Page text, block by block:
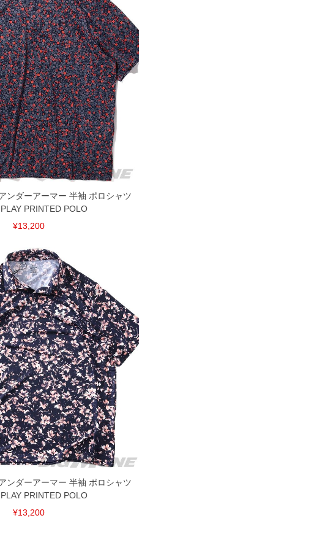
ンダーアーマー 半袖 ポロシャツ
PRINTED POLO
¥13,200
ンダーアーマー 半袖 ポロシャツ
PRINTED POLO
¥13,200